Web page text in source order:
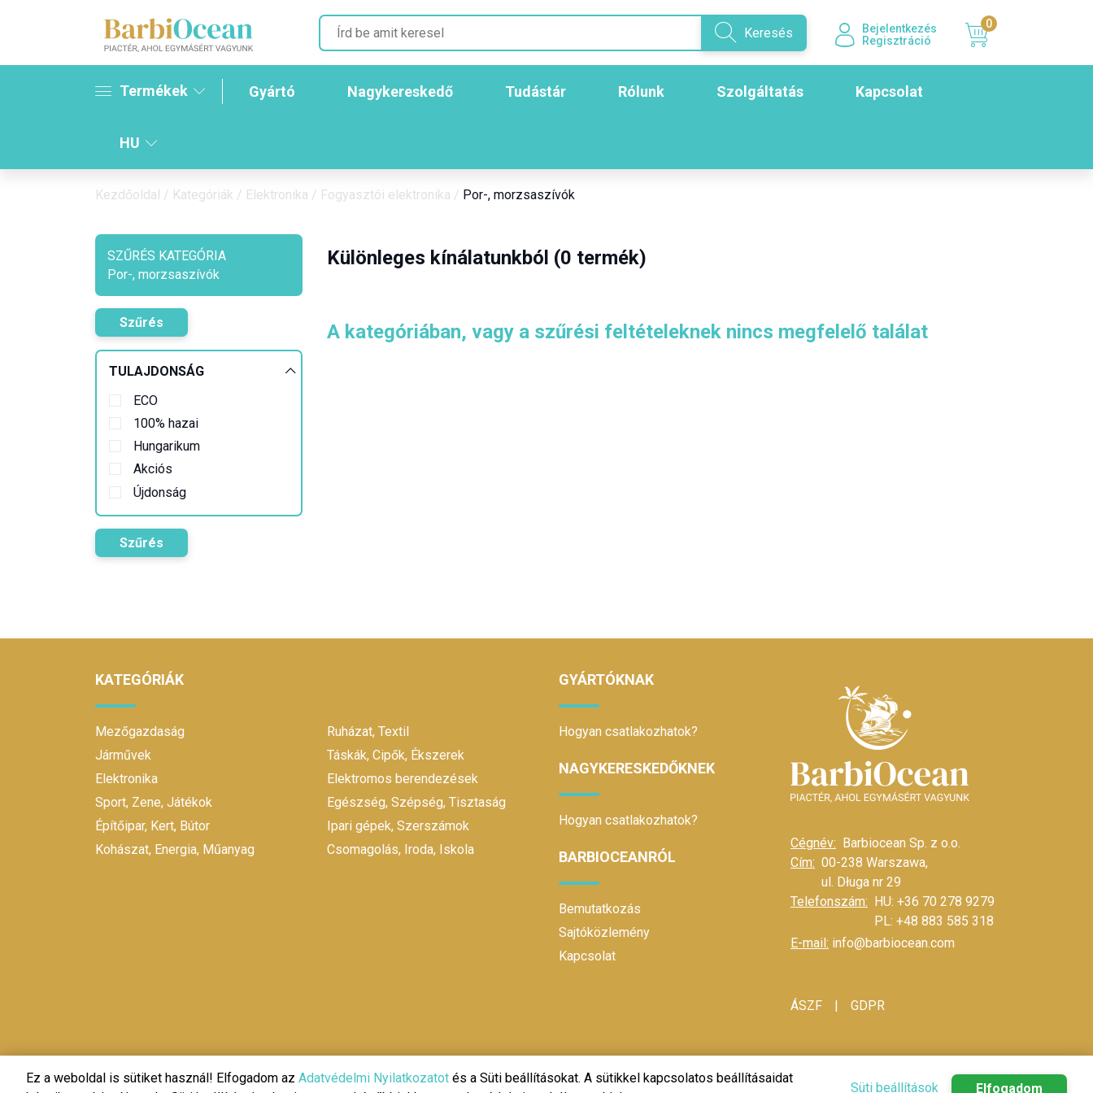
Keresés
Bejelentkezés
Regisztráció
0
Termékek Gyártó Nagykereskedő Tudástár Rólunk Szolgáltatás Kapcsolat
HU
Kezdőoldal / Kategóriák / Elektronika / Fogyasztói elektronika / Por-, morzsaszívók
SZŰRÉS KATEGÓRIA
Por-, morzsaszívók
Szűrés
TULAJDONSÁG
ECO
100% hazai
Hungarikum
Akciós
Újdonság
Szűrés
Különleges kínálatunkból (0 termék)
A kategóriában, vagy a szűrési feltételeknek nincs megfelelő találat
KATEGÓRIÁK
Mezőgazdaság
Járművek
Elektronika
Sport, Zene, Játékok
Építőipar, Kert, Bútor
Kohászat, Energia, Műanyag
Ruházat, Textil
Táskák, Cipők, Ékszerek
Elektromos berendezések
Egészség, Szépség, Tisztaság
Ipari gépek, Szerszámok
Csomagolás, Iroda, Iskola
GYÁRTÓKNAK
Hogyan csatlakozhatok?
NAGYKERESKEDŐKNEK
Hogyan csatlakozhatok?
BARBIOCEANRÓL
Bemutatkozás
Sajtóközlemény
Kapcsolat
Cégnév: Barbiocean Sp. z o.o.
Cím: 00-238 Warszawa,
ul. Długa nr 29
Telefonszám: HU: +36 70 278 9279
PL: +48 883 585 318
E-mail: info@barbiocean.com
ÁSZF | GDPR
Ez a weboldal is sütiket használ! Elfogadom az Adatvédelmi Nyilatkozatot és a Süti beállításokat. A sütikkel kapcsolatos beállításaidat
Süti beállítások Elfogadom